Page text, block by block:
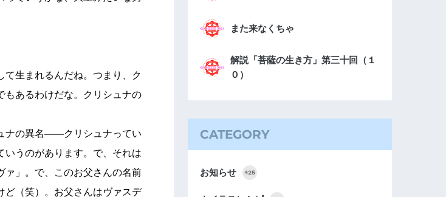
生まれるんだね。つまり、ク
もあるわけだな。クリシュナの
ナの異名――クリシュナってい
いうのがあります。で、それは
」。で、このお父さんの名前
ど（笑）。お父さんはヴァスデ
また来なくちゃ
解説「菩薩の生き方」第三十回（１
０）
CATEGORY
お知らせ 425